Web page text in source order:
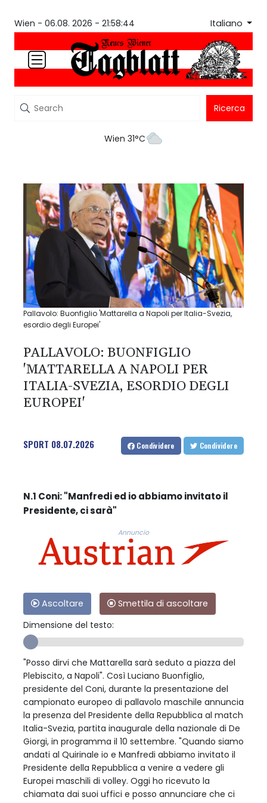
Wien - 06.08. 2026 - 21:58:44 Italiano
Ricerca
Wien 31°C
Pallavolo: Buonfiglio 'Mattarella a Napoli per Italia-Svezia,
esordio degli Europei'
PALLAVOLO: BUONFIGLIO
'MATTARELLA A NAPOLI PER
ITALIA-SVEZIA, ESORDIO DEGLI
EUROPEI'
SPORT 08.07.2026 Condividere Condividere
N.1 Coni: "Manfredi ed io abbiamo invitato il
Presidente, ci sarà"
Annuncio
Ascoltare
Smettila di ascoltare
Dimensione del testo:
"Posso dirvi che Mattarella sarà seduto a piazza del
Plebiscito, a Napoli". Così Luciano Buonfiglio,
presidente del Coni, durante la presentazione del
campionato europeo di pallavolo maschile annuncia
la presenza del Presidente della Repubblica al match
Italia-Svezia, partita inaugurale della nazionale di De
Giorgi, in programma il 10 settembre. "Quando siamo
andati al Quirinale io e Manfredi abbiamo invitato il
Presidente della Repubblica a venire a vedere gli
Europei maschili di volley. Oggi ho ricevuto la
chiamata dai suoi uffici e posso annunciare che ci